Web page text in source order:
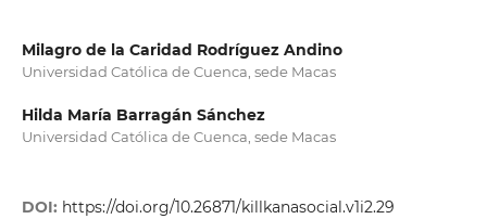
Milagro de la Caridad Rodríguez Andino
Universidad Católica de Cuenca, sede Macas
Hilda María Barragán Sánchez
Universidad Católica de Cuenca, sede Macas
DOI: https://doi.org/10.26871/killkanasocial.v1i2.29